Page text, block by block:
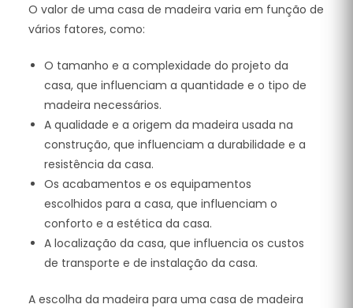
O valor de uma casa de madeira varia em função de
vários fatores, como:
O tamanho e a complexidade do projeto da
casa, que influenciam a quantidade e o tipo de
madeira necessários.
A qualidade e a origem da madeira usada na
construção, que influenciam a durabilidade e a
resistência da casa.
Os acabamentos e os equipamentos
escolhidos para a casa, que influenciam o
conforto e a estética da casa.
A localização da casa, que influencia os custos
de transporte e de instalação da casa.
A escolha da madeira para uma casa de madeira